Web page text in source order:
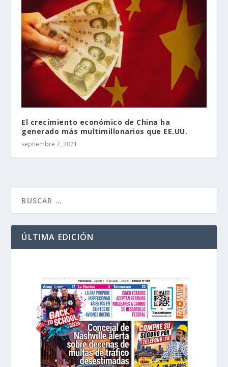
El crecimiento económico de China ha
generado más multimillonarios que EE.UU.
septiembre 7, 2021
ÚLTIMA EDICIÓN